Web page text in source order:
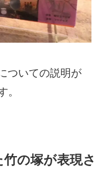
ついての説明が
。
の塚が表現さ